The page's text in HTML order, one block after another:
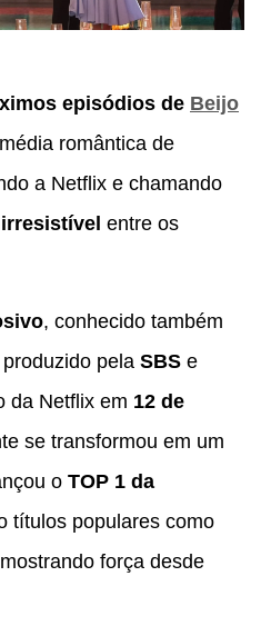
episódios de Beijo
romântica de
a Netflix e chamando
entre os
, conhecido também
produzido pela SBS e
da Netflix em 12 de
se transformou em um
o TOP 1 da
títulos populares como
força desde